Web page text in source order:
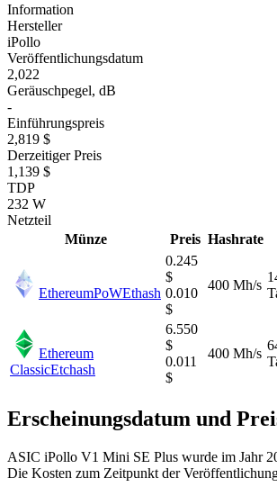
Information
Hersteller
iPollo
Veröffentlichungsdatum
2,022
Geräuschpegel, dB
-
Einführungspreis
2,819 $
Derzeitiger Preis
1,139 $
TDP
232 W
Netzteil
Münze
Preis Hashrate
EthereumPoWEthash
0.245
$
0.010
$
400 Mh/s
Ethereum
ClassicEtchash
6.550
$
0.011
$
400 Mh/s
Erscheinungsdatum und
ASIC iPollo V1 Mini SE Plus wurde im Jahr
Die Kosten zum Zeitpunkt der